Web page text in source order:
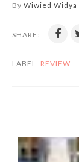
By Wiwied Widya
SHARE:
LABEL: REVIEW